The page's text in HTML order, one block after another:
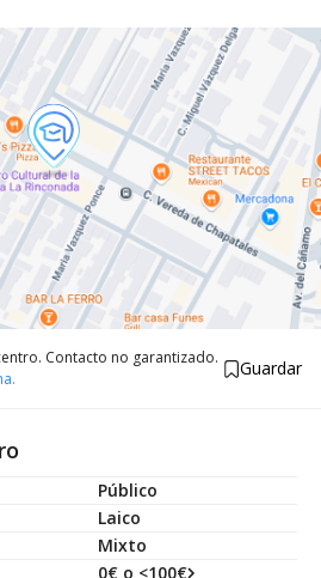
Contacto no garantizado.
Guardar
Público
Laico
Mixto
0€ o <100€